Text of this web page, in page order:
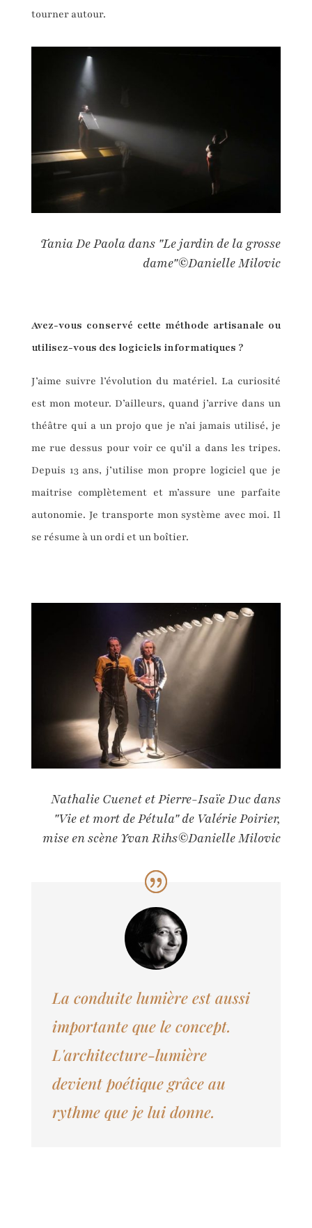
tourner autour.
Tania De Paola dans "Le jardin de la grosse
dame"©Danielle Milovic
Avez-vous conservé cette méthode artisanale ou
utilisez-vous des logiciels informatiques ?
J’aime suivre l’évolution du matériel. La curiosité
est mon moteur. D’ailleurs, quand j’arrive dans un
théâtre qui a un projo que je n’ai jamais utilisé, je
me rue dessus pour voir ce qu’il a dans les tripes.
Depuis 13 ans, j’utilise mon propre logiciel que je
maitrise complètement et m’assure une parfaite
autonomie. Je transporte mon système avec moi. Il
se résume à un ordi et un boîtier.
Nathalie Cuenet et Pierre-Isaïe Duc dans
"Vie et mort de Pétula" de Valérie Poirier,
mise en scène Yvan Rihs©Danielle Milovic
La conduite lumière est aussi
importante que le concept.
L'architecture-lumière
devient poétique grâce au
rythme que je lui donne.